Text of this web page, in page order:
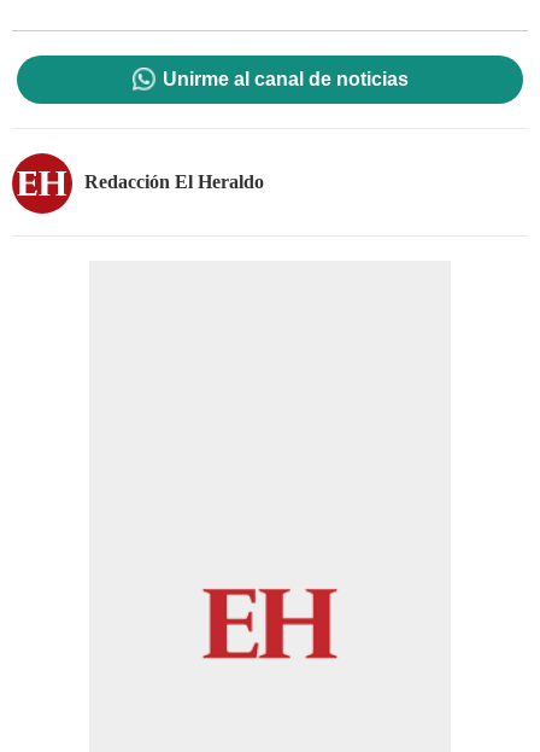
Unirme al canal de noticias
Redacción El Heraldo